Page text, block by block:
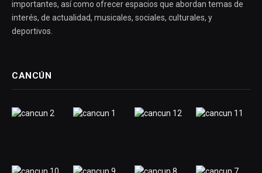
importantes, así como ofrecer espacios que abordan temas de
interés, de actualidad, musicales, sociales, culturales, y
deportivos.
CANCÚN